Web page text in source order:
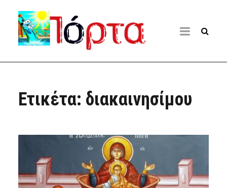
Ετικέτα: διακαινησίμου